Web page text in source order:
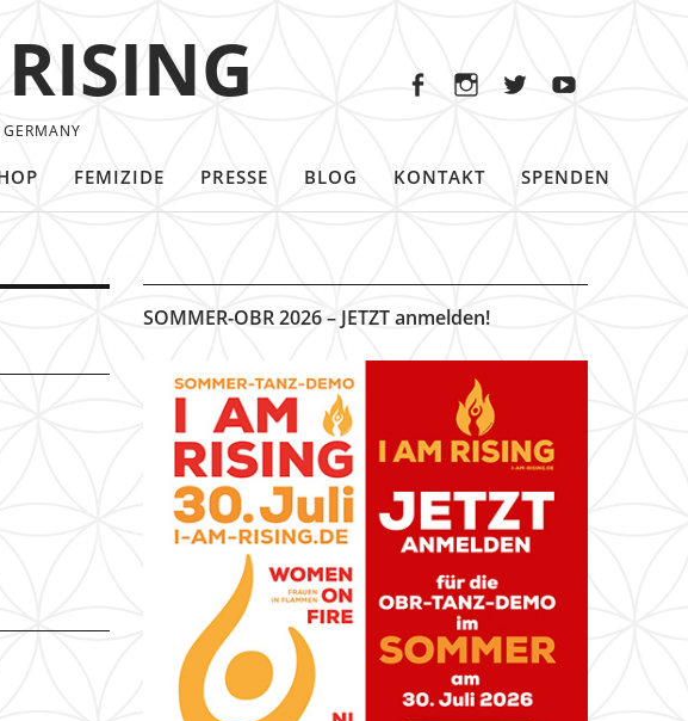
FEMIZIDE PRESSE BLOG KONTAKT SPENDEN
SOMMER-OBR 2026 – JETZT anmelden!